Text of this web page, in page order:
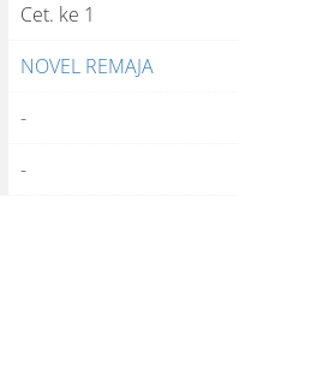
Cet. ke 1
NOVEL REMAJA
-
-